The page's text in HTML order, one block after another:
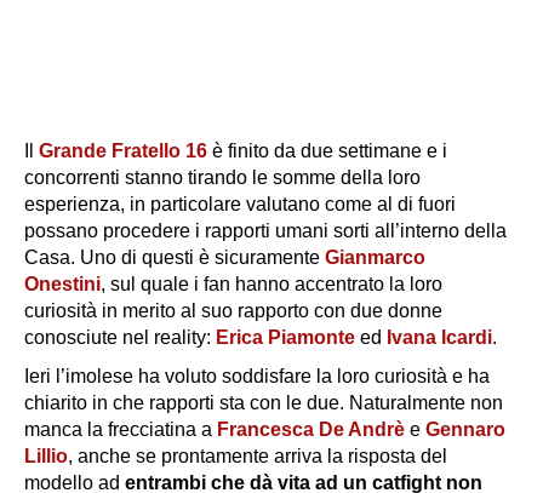
Grande Fratello 16 è finito da due settimane e i
concorrenti stanno tirando le somme della loro
esperienza, in particolare valutano come al di fuori
possano procedere i rapporti umani sorti all’interno della
Casa. Uno di questi è sicuramente Gianmarco
Onestini, sul quale i fan hanno accentrato la loro
curiosità in merito al suo rapporto con due donne
conosciute nel reality: Erica Piamonte ed Ivana Icardi.
Ieri l’imolese ha voluto soddisfare la loro curiosità e ha
chiarito in che rapporti sta con le due. Naturalmente non
manca la frecciatina a Francesca De Andrè e Gennaro
Lillio, anche se prontamente arriva la risposta del
modello ad entrambi che dà vita ad un catfight non